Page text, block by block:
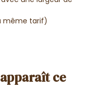
même tarif)
ce